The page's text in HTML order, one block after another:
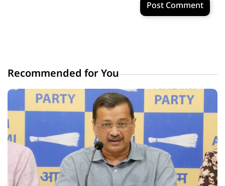
Post Comment
Recommended for You